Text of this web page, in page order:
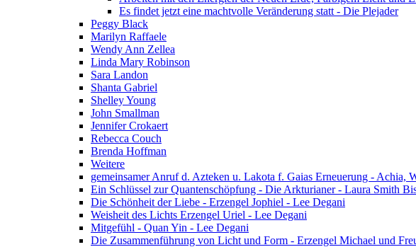
Es findet jetzt eine machtvolle Veränderung statt - Die Plejader
Peggy Black
Marilyn Raffaele
Wendy Ann Zellea
Linda Mary Robinson
Sara Landon
Shanta Gabriel
Shelley Young
John Smallman
Jennifer Crokaert
Rebecca Couch
Brenda Hoffman
Weitere
gemeinsamer Anruf d. Azteken u. Lakota f. Gaias Erneuerung - Achia,
Ein Schlüssel zur Quantenschöpfung - Die Arkturianer - Laura Smith
Die Schönheit der Liebe - Erzengel Jophiel - Lee Degani
Weisheit des Lichts Erzengel Uriel - Lee Degani
Mitgefühl - Quan Yin - Lee Degani
Die Zusammenführung von Licht und Form - Erzengel Michael und